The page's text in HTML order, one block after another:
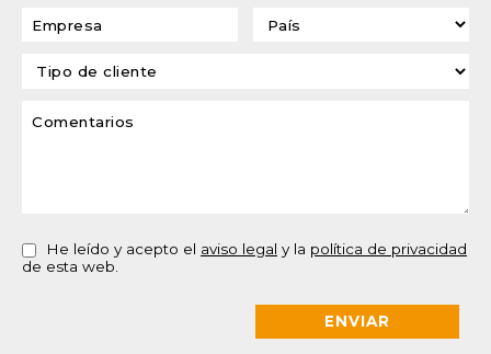
He leído y acepto el aviso legal y la política de privacidad
de esta web.